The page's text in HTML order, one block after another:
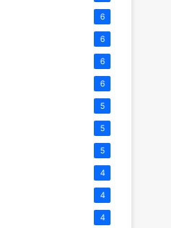
6
6
6
6
5
5
5
4
4
4